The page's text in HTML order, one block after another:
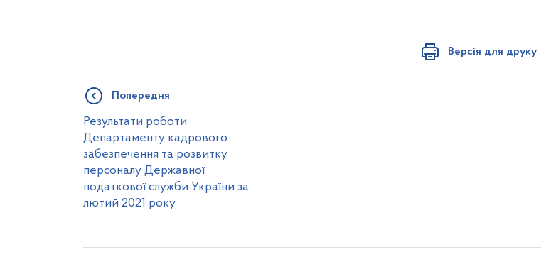
Версія для друку
Попередня
Результати роботи
Департаменту кадрового
забезпечення та розвитку
персоналу Державної
податкової служби України за
лютий 2021 року